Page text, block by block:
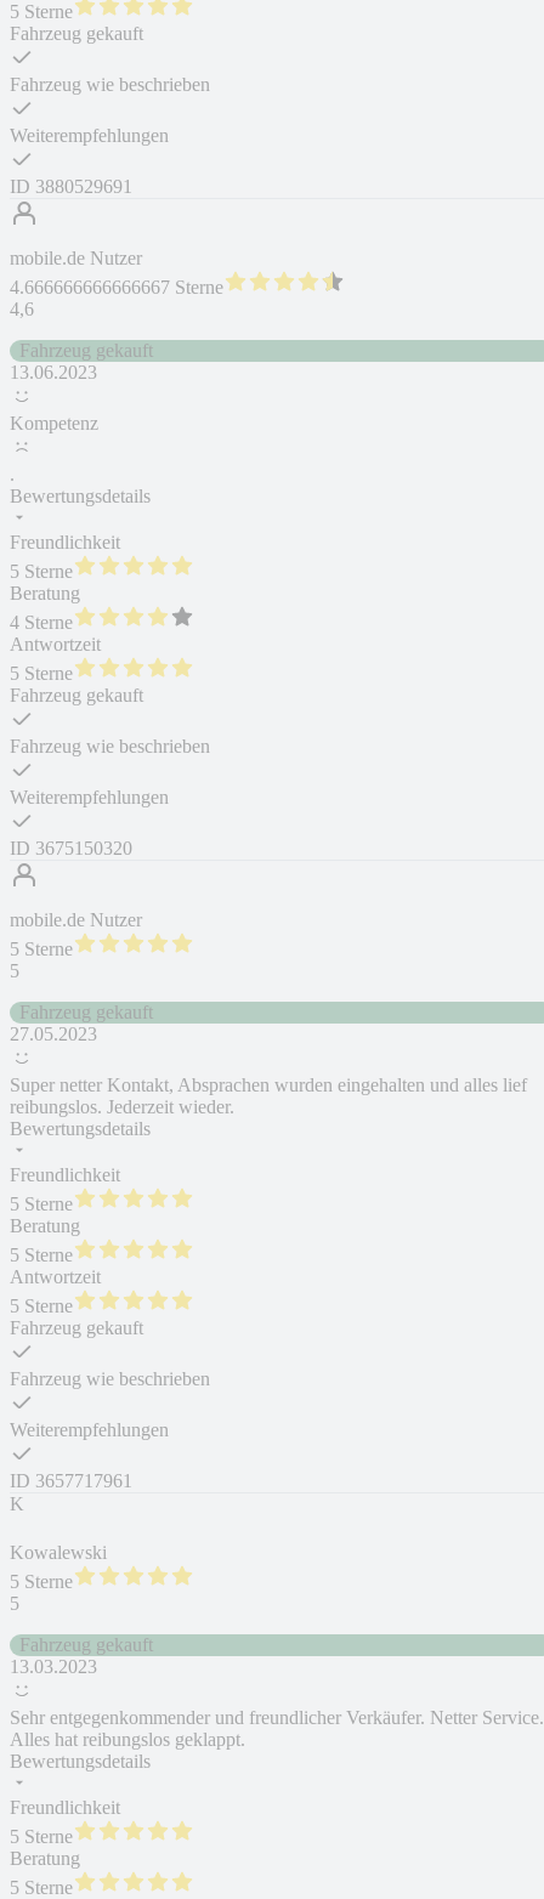
5 Sterne
Fahrzeug gekauft
Fahrzeug wie beschrieben
Weiterempfehlungen
ID 3880529691
mobile.de Nutzer
4.666666666666667 Sterne
4,6
Fahrzeug gekauft
13.06.2023
Kompetenz
.
Bewertungsdetails
Freundlichkeit
5 Sterne
Beratung
4 Sterne
Antwortzeit
5 Sterne
Fahrzeug gekauft
Fahrzeug wie beschrieben
Weiterempfehlungen
ID 3675150320
mobile.de Nutzer
5 Sterne
5
Fahrzeug gekauft
27.05.2023
Super netter Kontakt, Absprachen wurden eingehalten und alles lief
reibungslos. Jederzeit wieder.
Bewertungsdetails
Freundlichkeit
5 Sterne
Beratung
5 Sterne
Antwortzeit
5 Sterne
Fahrzeug gekauft
Fahrzeug wie beschrieben
Weiterempfehlungen
ID 3657717961
K
Kowalewski
5 Sterne
5
Fahrzeug gekauft
13.03.2023
Sehr entgegenkommender und freundlicher Verkäufer. Netter Service.
Alles hat reibungslos geklappt.
Bewertungsdetails
Freundlichkeit
5 Sterne
Beratung
5 Sterne